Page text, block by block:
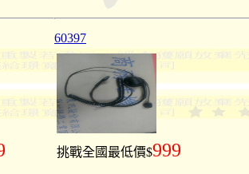
60397
挑戰全國最低價$999